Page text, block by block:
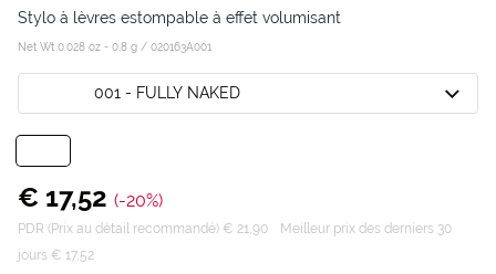
Stylo à lèvres estompable à effet volumisant
Net Wt 0.028 oz - 0,8 g / 020163A001
001 - FULLY NAKED
€ 17,52 (-20%)
PDR (Prix au détail recommandé) € 21,90
Meilleur prix des derniers 30
jours € 17,52